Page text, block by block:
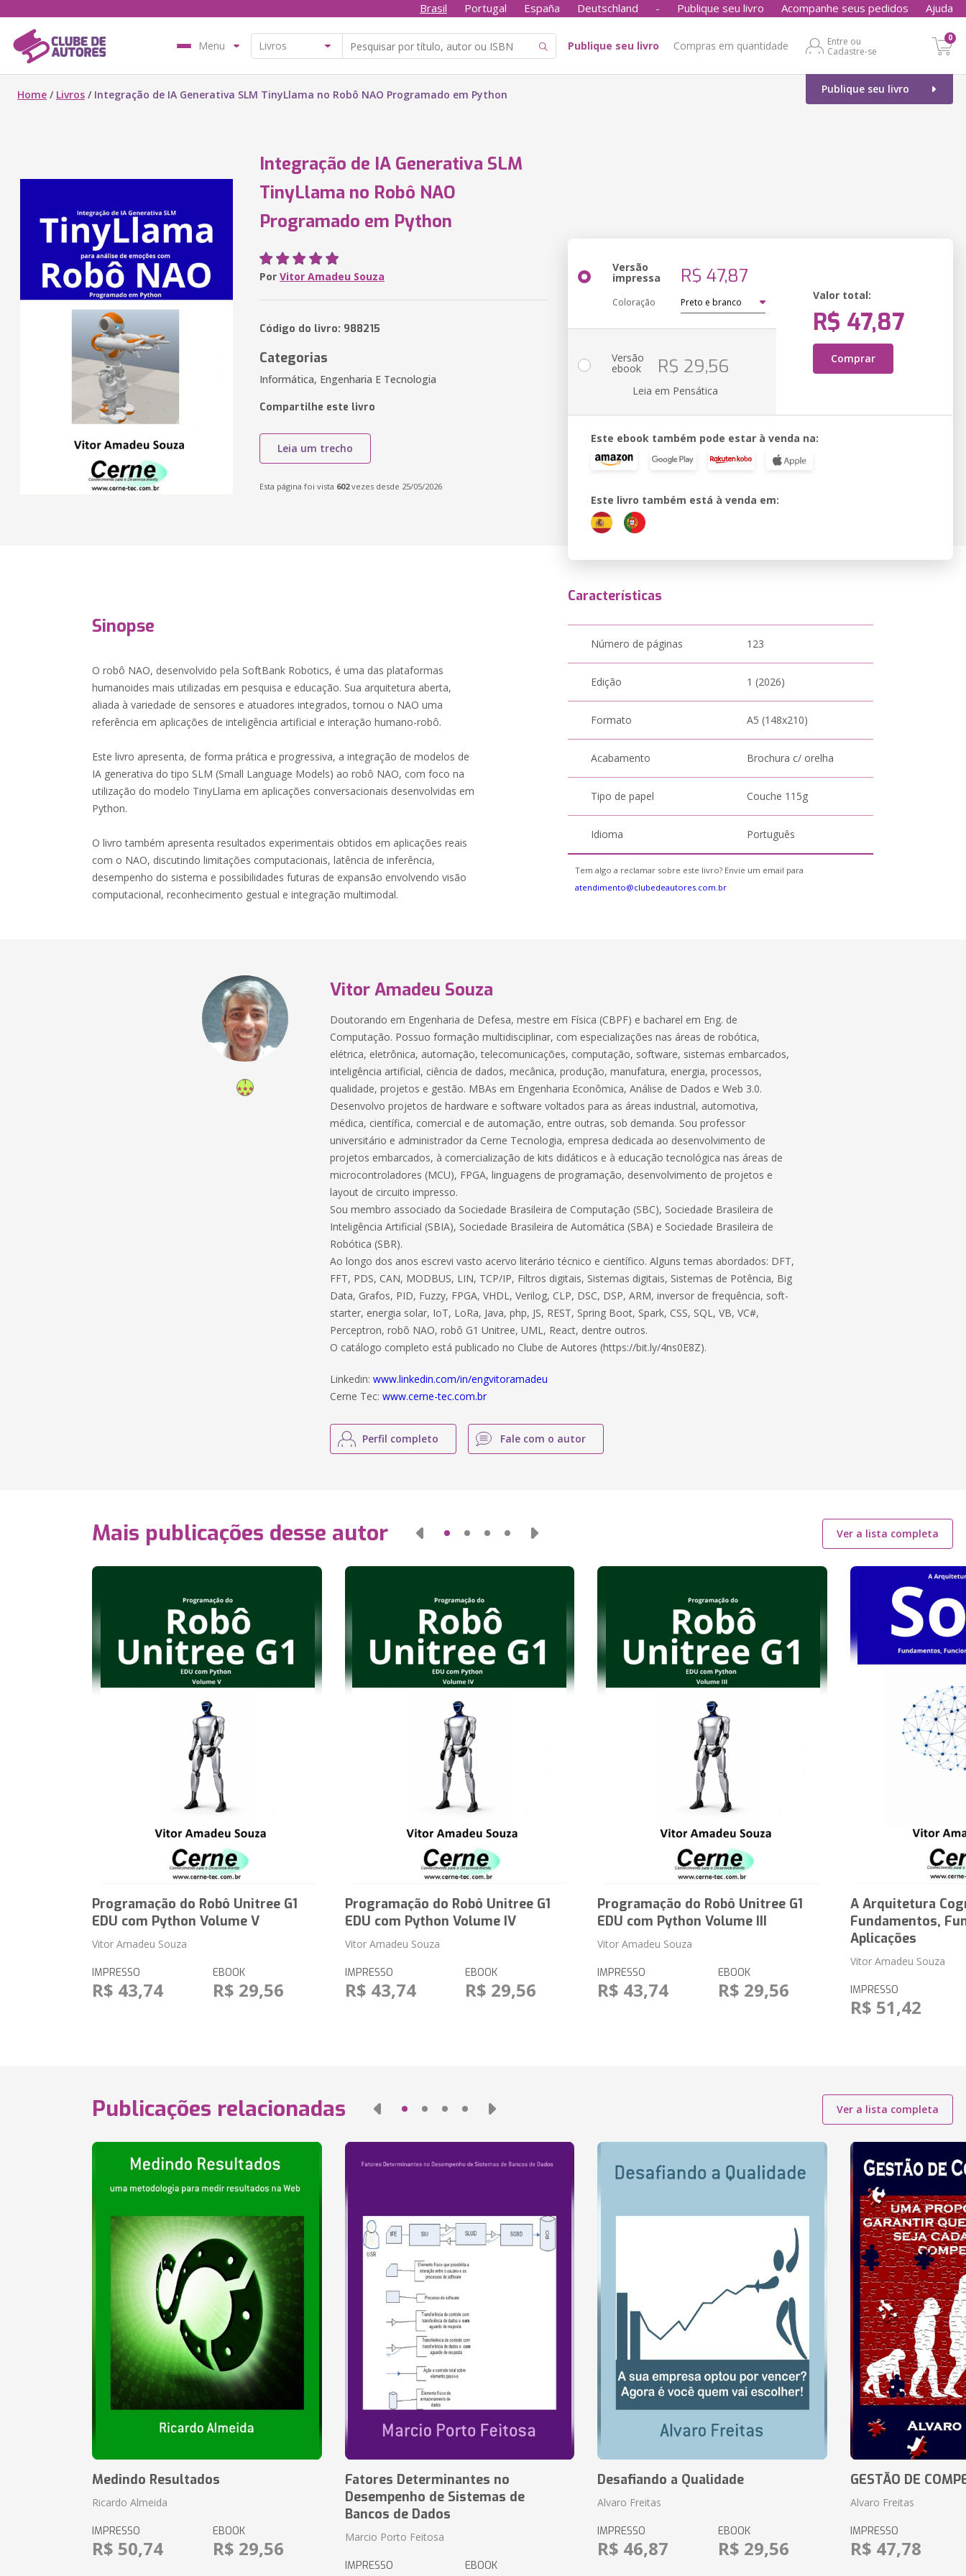
Brasil Portugal España Deutschland - Publique seu livro Acompanhe seus pedidos Ajuda
Menu Publique seu livro Compras em quantidade
Entre ou
Cadastre-se
0
Publique seu livro
Home / Livros / Integração de IA Generativa SLM TinyLlama no Robô NAO Programado em Python
Integração de IA Generativa SLM
TinyLlama no Robô NAO
Programado em Python
Por Vitor Amadeu Souza
Código do livro: 988215
Categorias
Informática, Engenharia E Tecnologia
Compartilhe este livro
Leia um trecho
Esta página foi vista 602vezes desde 25/05/2026
Versão
impressa R$ 47,87
Coloração
Valor total:
R$ 47,87
Comprar
Versão
ebook R$ 29,56
Leia em Pensática
Este ebook também pode estar à venda na:
Este livro também está à venda em:
Sinopse
O robô NAO, desenvolvido pela SoftBank Robotics, é uma das plataformas
humanoides mais utilizadas em pesquisa e educação. Sua arquitetura aberta,
aliada à variedade de sensores e atuadores integrados, tornou o NAO uma
referência em aplicações de inteligência artificial e interação humano-robô.
Este livro apresenta, de forma prática e progressiva, a integração de modelos de
IA generativa do tipo SLM (Small Language Models) ao robô NAO, com foco na
utilização do modelo TinyLlama em aplicações conversacionais desenvolvidas em
Python.
O livro também apresenta resultados experimentais obtidos em aplicações reais
com o NAO, discutindo limitações computacionais, latência de inferência,
desempenho do sistema e possibilidades futuras de expansão envolvendo visão
computacional, reconhecimento gestual e integração multimodal.
Características
Número de páginas 123
Edição 1 (2026)
Formato A5 (148x210)
Acabamento Brochura c/ orelha
Tipo de papel Couche 115g
Idioma Português
Tem algo a reclamar sobre este livro? Envie um email para
atendimento@clubedeautores.com.br
Vitor Amadeu Souza
Doutorando em Engenharia de Defesa, mestre em Física (CBPF) e bacharel em Eng. de
Computação. Possuo formação multidisciplinar, com especializações nas áreas de robótica,
elétrica, eletrônica, automação, telecomunicações, computação, software, sistemas embarcados,
inteligência artificial, ciência de dados, mecânica, produção, manufatura, energia, processos,
qualidade, projetos e gestão. MBAs em Engenharia Econômica, Análise de Dados e Web 3.0.
Desenvolvo projetos de hardware e software voltados para as áreas industrial, automotiva,
médica, científica, comercial e de automação, entre outras, sob demanda. Sou professor
universitário e administrador da Cerne Tecnologia, empresa dedicada ao desenvolvimento de
projetos embarcados, à comercialização de kits didáticos e à educação tecnológica nas áreas de
microcontroladores (MCU), FPGA, linguagens de programação, desenvolvimento de projetos e
layout de circuito impresso.
Sou membro associado da Sociedade Brasileira de Computação (SBC), Sociedade Brasileira de
Inteligência Artificial (SBIA), Sociedade Brasileira de Automática (SBA) e Sociedade Brasileira de
Robótica (SBR).
Ao longo dos anos escrevi vasto acervo literário técnico e científico. Alguns temas abordados: DFT,
FFT, PDS, CAN, MODBUS, LIN, TCP/IP, Filtros digitais, Sistemas digitais, Sistemas de Potência, Big
Data, Grafos, PID, Fuzzy, FPGA, VHDL, Verilog, CLP, DSC, DSP, ARM, inversor de frequência, soft-
starter, energia solar, IoT, LoRa, Java, php, JS, REST, Spring Boot, Spark, CSS, SQL, VB, VC#,
Perceptron, robô NAO, robô G1 Unitree, UML, React, dentre outros.
O catálogo completo está publicado no Clube de Autores (https://bit.ly/4ns0E8Z).
Linkedin:www.linkedin.com/in/engvitoramadeu
Cerne Tec:www.cerne-tec.com.br
Perfil completo Fale com o autor
Mais publicações desse autor Ver a lista completa
Programação do Robô Unitree G1
EDU com Python Volume V
Vitor Amadeu Souza
IMPRESSO
R$ 43,74
EBOOK
R$ 29,56
Programação do Robô Unitree G1
EDU com Python Volume IV
Vitor Amadeu Souza
IMPRESSO
R$ 43,74
EBOOK
R$ 29,56
Programação do Robô Unitree G1
EDU com Python Volume III
Vitor Amadeu Souza
IMPRESSO
R$ 43,74
EBOOK
R$ 29,56
A Arquitetura
Fundamentos,
Aplicações
Vitor Amadeu Souza
IMPRESSO
R$ 51,42
Publicações relacionadas Ver a lista completa
Medindo Resultados
Ricardo Almeida
IMPRESSO
R$ 50,74
EBOOK
R$ 29,56
Fatores Determinantes no
Desempenho de Sistemas de
Bancos de Dados
Marcio Porto Feitosa
IMPRESSO EBOOK
Desafiando a Qualidade
Alvaro Freitas
IMPRESSO
R$ 46,87
EBOOK
R$ 29,56
GESTÃO DE
Alvaro Freitas
IMPRESSO
R$ 47,78